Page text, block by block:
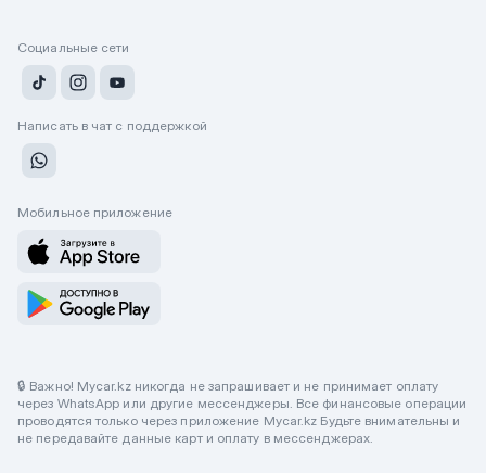
Социальные сети
Написать в чат с поддержкой
Мобильное приложение
🔒 Важно! Mycar.kz никогда не запрашивает и не принимает оплату
через WhatsApp или другие мессенджеры. Все финансовые операции
проводятся только через приложение Mycar.kz Будьте внимательны и
не передавайте данные карт и оплату в мессенджерах.